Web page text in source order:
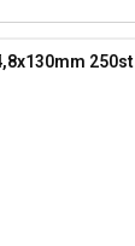
250st